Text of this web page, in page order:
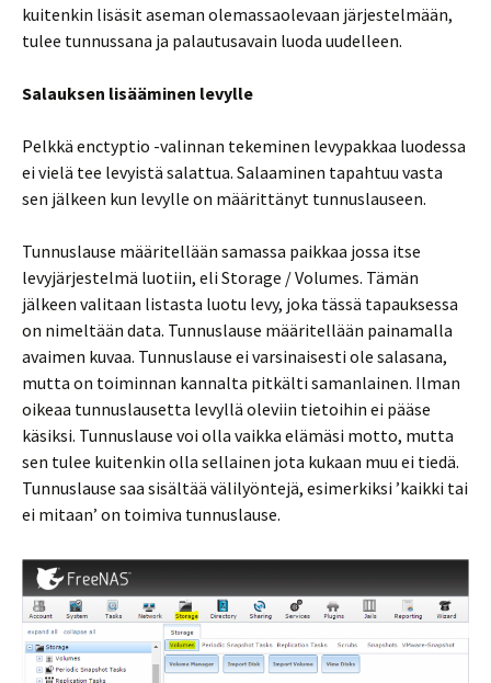
kuitenkin lisäsit aseman olemassaolevaan järjestelmään,
tulee tunnussana ja palautusavain luoda uudelleen.
Salauksen lisääminen levylle
Pelkkä enctyptio -valinnan tekeminen levypakkaa luodessa
ei vielä tee levyistä salattua. Salaaminen tapahtuu vasta
sen jälkeen kun levylle on määrittänyt tunnuslauseen.
Tunnuslause määritellään samassa paikkaa jossa itse
levyjärjestelmä luotiin, eli Storage / Volumes. Tämän
jälkeen valitaan listasta luotu levy, joka tässä tapauksessa
on nimeltään data. Tunnuslause määritellään painamalla
avaimen kuvaa. Tunnuslause ei varsinaisesti ole salasana,
mutta on toiminnan kannalta pitkälti samanlainen. Ilman
oikeaa tunnuslausetta levyllä oleviin tietoihin ei pääse
käsiksi. Tunnuslause voi olla vaikka elämäsi motto, mutta
sen tulee kuitenkin olla sellainen jota kukaan muu ei tiedä.
Tunnuslause saa sisältää välilyöntejä, esimerkiksi ’kaikki tai
ei mitaan’ on toimiva tunnuslause.